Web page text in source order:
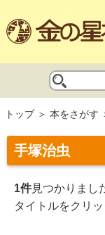
トップ 本をさがす
手塚治虫
1件見つかりまし
タイトルをクリ